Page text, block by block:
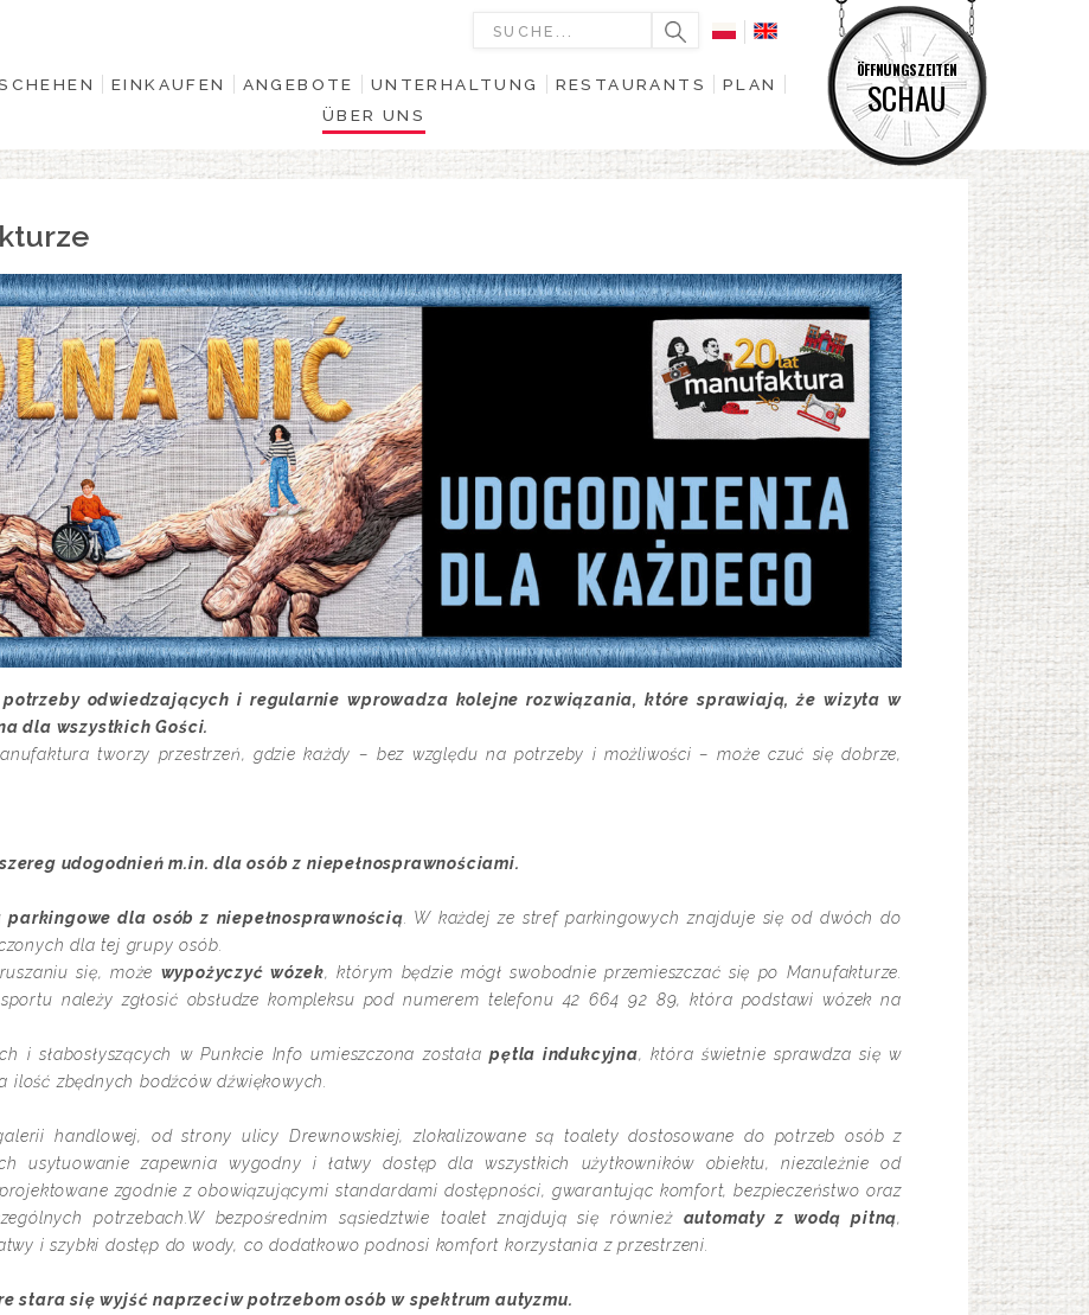
ÖFFNUNGSZEITEN
SCHAU
EINKAUFEN ANGEBOTE UNTERHALTUNG RESTAURANTS
PLAN
ÜBER UNS
odwiedzających i regularnie wprowadza kolejne rozwiązania, które sprawiają, że wizyta w
dla wszystkich Gości.
tworzy przestrzeń, gdzie każdy – bez względu na potrzeby i możliwości – może czuć się dobrze,
udogodnień m.in. dla osób z niepełnosprawnościami.
parkingowe dla osób z niepełnosprawnością . W każdej ze stref parkingowych znajduje się od dwóch do
dla tej grupy osób.
się, może wypożyczyć wózek, którym będzie mógł swobodnie przemieszczać się po Manufakturze.
należy zgłosić obsłudze kompleksu pod numerem telefonu 42 664 92 89, która podstawi wózek na
i słabosłyszących w Punkcie Info umieszczona zostałapętla indukcyjna, która świetnie sprawdza się w
ilość zbędnych bodźców dźwiękowych.
handlowej, od strony ulicy Drewnowskiej, zlokalizowane są toalety dostosowane do potrzeb osób z
usytuowanie zapewnia wygodny i łatwy dostęp dla wszystkich użytkowników obiektu, niezależnie od
zgodnie z obowiązującymi standardami dostępności, gwarantując komfort, bezpieczeństwo oraz
potrzebach.W bezpośrednim sąsiedztwie toalet znajdują się również automaty z wodą pitną,
i szybki dostęp do wody, co dodatkowo podnosi komfort korzystania z przestrzeni.
stara się wyjść naprzeciw potrzebom osób w spektrum autyzmu.